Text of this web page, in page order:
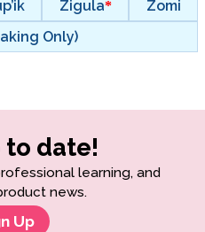
Zigula
Zomi
Only)
to date!
learning, and
news.
Up